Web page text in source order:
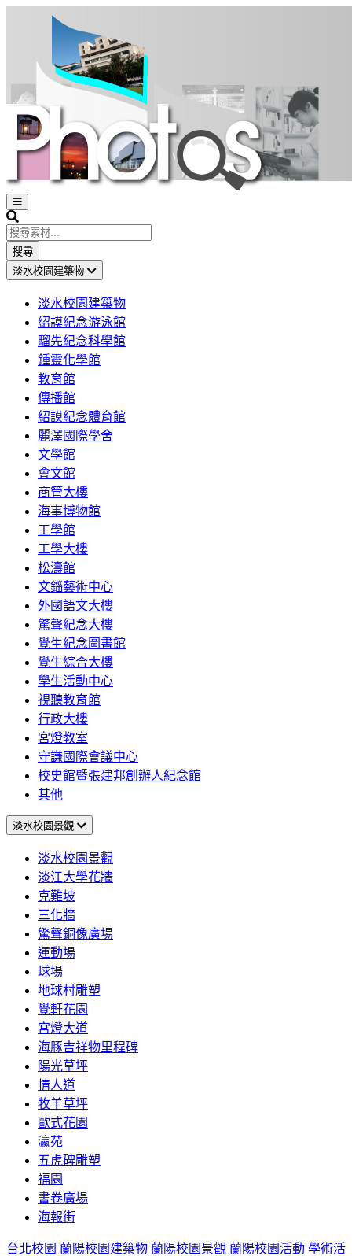
Open
sidebar
Search
搜尋
淡水校園建築物
淡水校園建築物
紹謨紀念游泳館
騮先紀念科學館
鍾靈化學館
教育館
傳播館
紹謨紀念體育館
麗澤國際學舍
文學館
會文館
商管大樓
海事博物館
工學館
工學大樓
松濤館
文錙藝術中心
外國語文大樓
驚聲紀念大樓
覺生紀念圖書館
覺生綜合大樓
學生活動中心
視聽教育館
行政大樓
宮燈教室
守謙國際會議中心
校史館暨張建邦創辦人紀念館
其他
淡水校園景觀
淡水校園景觀
淡江大學花牆
克難坡
三化牆
驚聲銅像廣場
運動場
球場
地球村雕塑
覺軒花園
宮燈大道
海豚吉祥物里程碑
陽光草坪
情人道
牧羊草坪
歐式花園
瀛苑
五虎碑雕塑
福園
書卷廣場
海報街
台北校園 蘭陽校園建築物 蘭陽校園景觀 蘭陽校園活動 學術活